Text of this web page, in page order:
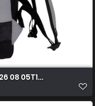
08 05T104716.033